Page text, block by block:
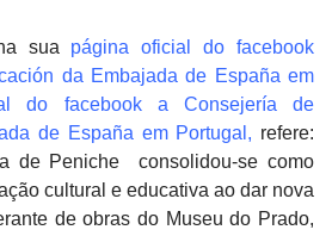
sua página oficial do facebook
da Embajada de España em
do facebook a Consejería de
de España em Portugal , refere:
de Peniche consolidou-se como
cultural e educativa ao dar nova
de obras do Museu do Prado,